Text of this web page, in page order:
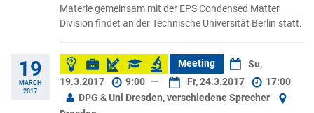
Materie gemeinsam mit der EPS Condensed Matter
Division findet an der Technische Universität Berlin statt.
19
MARCH
2017
Meeting
Su,
19.3.2017
9:00 — Fr, 24.3.2017
17:00
DPG & Uni Dresden, verschiedene Sprecher